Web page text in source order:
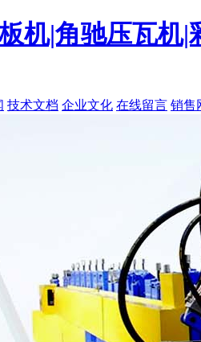
机|角驰压瓦机
技术文档 企业文化 在线留言 销售